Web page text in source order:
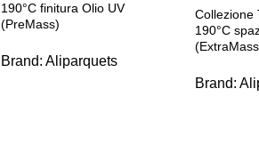
190°C finitura Olio UV
(PreMass)
Brand: Aliparquets
Collezione
190°C
Brand: